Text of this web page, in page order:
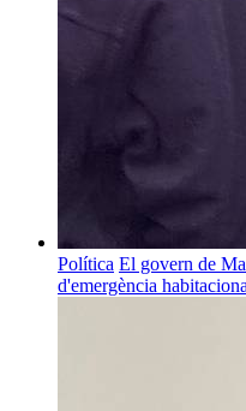
Política El govern de
d'emergència